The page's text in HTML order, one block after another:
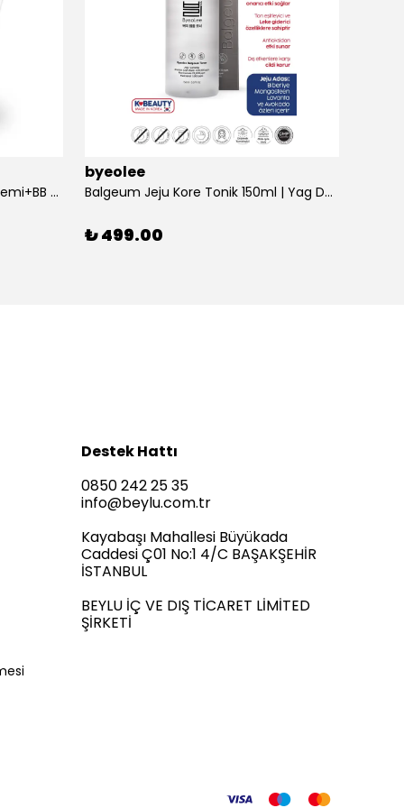
Balgeum Işıltı Set Tonik+Göz Kremi+BB Krem
byeolee
Balgeum Jeju Kore Tonik 150ml | Yag Dengeleyici
₺ 499.00
Destek Hattı
0850 242 25 35
info@beylu.com.tr
Kayabaşı Mahallesi Büyükada
Caddesi Ç01 No:1 4/C BAŞAKŞEHİR
İSTANBUL
BEYLU İÇ VE DIŞ TİCARET LİMİTED
ŞİRKETİ